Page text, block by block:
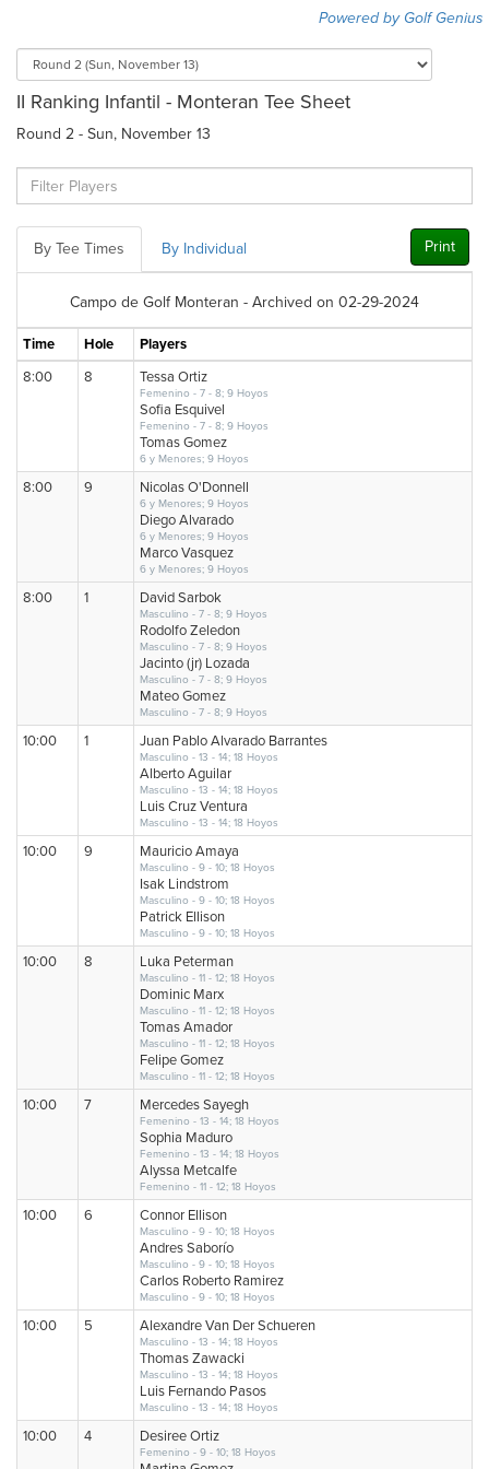
Powered by Golf Genius
II Ranking Infantil - Monteran Tee Sheet
Round 2 - Sun, November 13
By Tee Times By Individual Print
Campo de Golf Monteran - Archived on 02-29-2024
Time Hole
Players
8:00
8 Tessa Ortiz
Femenino - 7 - 8; 9 Hoyos
Sofia Esquivel
Femenino - 7 - 8; 9 Hoyos
Tomas Gomez
6 y Menores; 9 Hoyos
8:00 9 Nicolas O'Donnell
6 y Menores; 9 Hoyos
Diego Alvarado
6 y Menores; 9 Hoyos
Marco Vasquez
6 y Menores; 9 Hoyos
8:00 1 David Sarbok
Masculino - 7 - 8; 9 Hoyos
Rodolfo Zeledon
Masculino - 7 - 8; 9 Hoyos
Jacinto (jr) Lozada
Masculino - 7 - 8; 9 Hoyos
Mateo Gomez
Masculino - 7 - 8; 9 Hoyos
10:00 1 Juan Pablo Alvarado Barrantes
Masculino - 13 - 14; 18 Hoyos
Alberto Aguilar
Masculino - 13 - 14; 18 Hoyos
Luis Cruz Ventura
Masculino - 13 - 14; 18 Hoyos
10:00 9 Mauricio Amaya
Masculino - 9 - 10; 18 Hoyos
Isak Lindstrom
Masculino - 9 - 10; 18 Hoyos
Patrick Ellison
Masculino - 9 - 10; 18 Hoyos
10:00 8 Luka Peterman
Masculino - 11 - 12; 18 Hoyos
Dominic Marx
Masculino - 11 - 12; 18 Hoyos
Tomas Amador
Masculino - 11 - 12; 18 Hoyos
Felipe Gomez
Masculino - 11 - 12; 18 Hoyos
10:00 7 Mercedes Sayegh
Femenino - 13 - 14; 18 Hoyos
Sophia Maduro
Femenino - 13 - 14; 18 Hoyos
Alyssa Metcalfe
Femenino - 11 - 12; 18 Hoyos
10:00 6 Connor Ellison
Masculino - 9 - 10; 18 Hoyos
Andres Saborío
Masculino - 9 - 10; 18 Hoyos
Carlos Roberto Ramirez
Masculino - 9 - 10; 18 Hoyos
10:00 5 Alexandre Van Der Schueren
Masculino - 13 - 14; 18 Hoyos
Thomas Zawacki
Masculino - 13 - 14; 18 Hoyos
Luis Fernando Pasos
Masculino - 13 - 14; 18 Hoyos
10:00 4 Desiree Ortiz
Femenino - 9 - 10; 18 Hoyos